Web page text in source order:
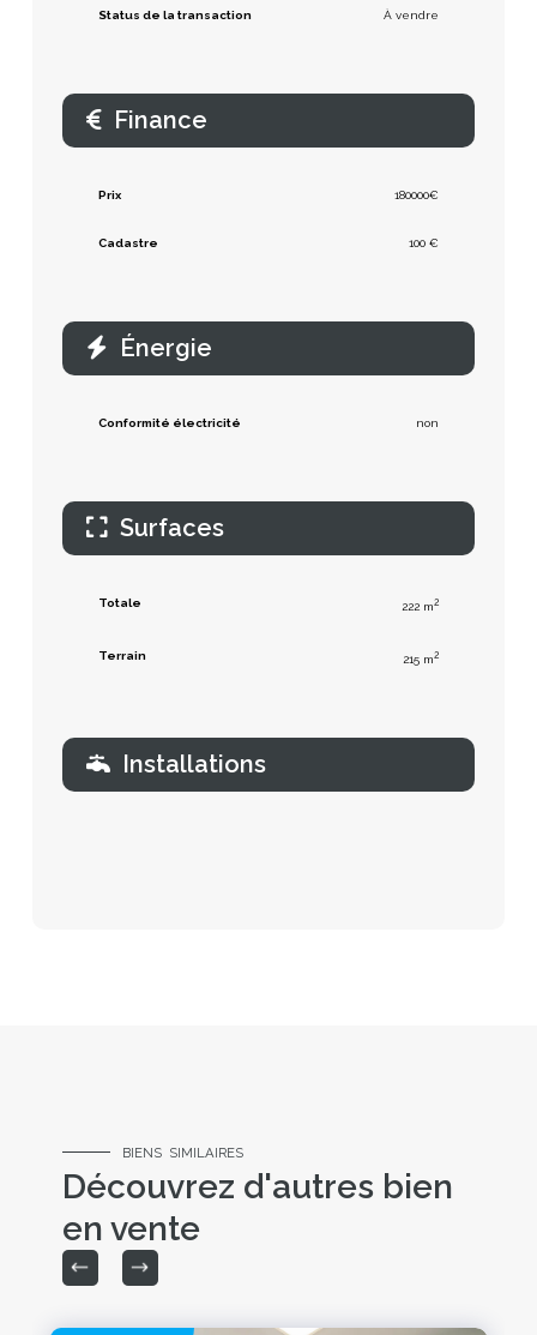
Status de la transaction À vendre
Finance
Prix 180000€
Cadastre 100 €
Énergie
Conformité électricité non
Surfaces
Totale 222 m2
Terrain 215 m2
Installations
BIENS SIMILAIRES
Découvrez d'autres bien
en vente